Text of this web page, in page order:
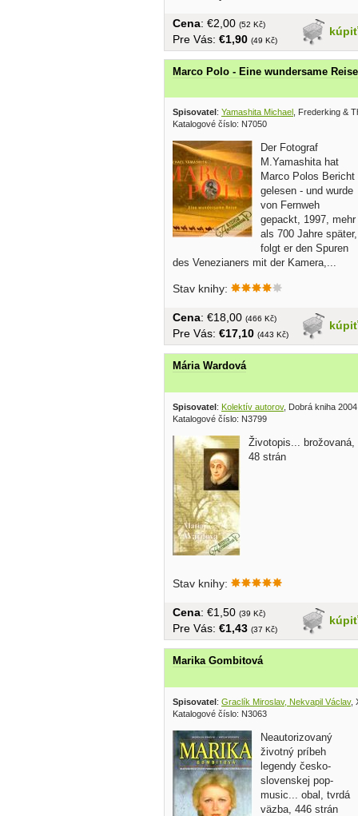
kúpiť
Cena: €2,00 (52 Kč)
Pre Vás: €1,90 (49 Kč)
Marco Polo - Eine wundersame Reise
Spisovatel : Yamashita Michael
, Frederking &
Katalogové číslo: N7050
Der Fotograf
M.Yamashita hat
Marco Polos Bericht
gelesen - und wurde
von Fernweh
gepackt, 1997, mehr
als 700 Jahre später,
folgt er den Spuren
des Venezianers mit der Kamera,...
Stav knihy:
kúpiť
Cena: €18,00 (466 Kč)
Pre Vás: €17,10 (443 Kč)
Mária Wardová
Spisovatel: Kolektív autorov, Dobrá kniha 2004
Katalogové číslo: N3799
Životopis... brožovaná,
48 strán
Stav knihy:
kúpiť
Cena: €1,50 (39 Kč)
Pre Vás: €1,43 (37 Kč)
Marika Gombitová
Spisovatel: Graclík Miroslav, Nekvapil Václav,
Katalogové číslo: N3063
Neautorizovaný
životný príbeh
legendy česko-
slovenskej pop-
music... obal, tvrdá
väzba, 446 strán